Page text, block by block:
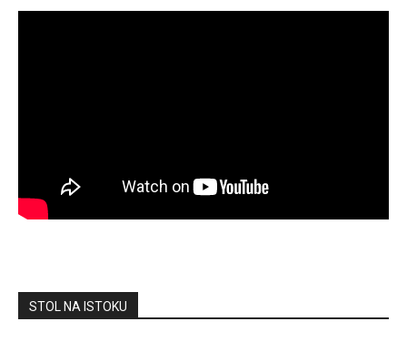
STOL NA ISTOKU